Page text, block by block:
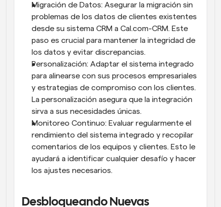
Migración de Datos: Asegurar la migración sin
problemas de los datos de clientes existentes
desde su sistema CRM a Cal.com-CRM. Este
paso es crucial para mantener la integridad de
los datos y evitar discrepancias.
Personalización: Adaptar el sistema integrado
para alinearse con sus procesos empresariales
y estrategias de compromiso con los clientes.
La personalización asegura que la integración
sirva a sus necesidades únicas.
Monitoreo Continuo: Evaluar regularmente el
rendimiento del sistema integrado y recopilar
comentarios de los equipos y clientes. Esto le
ayudará a identificar cualquier desafío y hacer
los ajustes necesarios.
Desbloqueando Nuevas